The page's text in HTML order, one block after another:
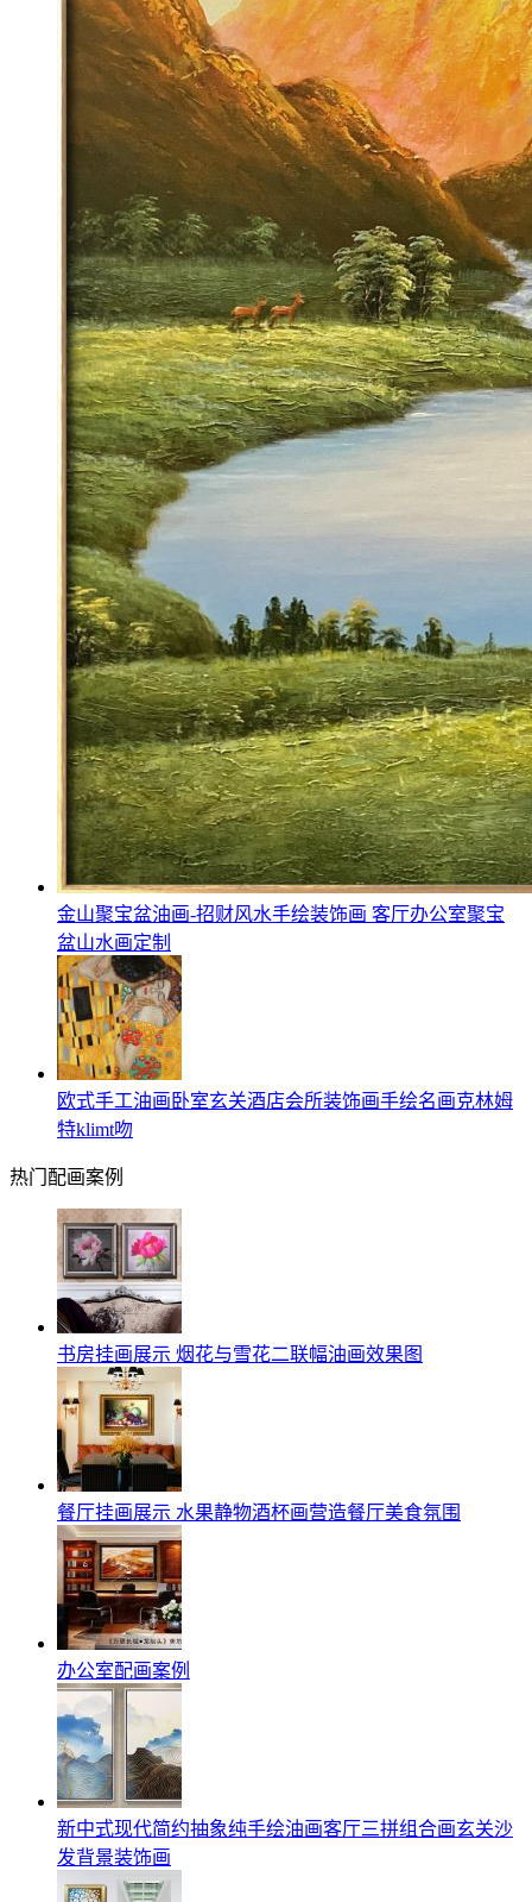
金山聚宝盆油画-招财风水手绘装饰画 客厅办公室聚宝
盆山水画定制
欧式手工油画卧室玄关酒店会所装饰画手绘名画克林姆
特klimt吻
热门配画案例
书房挂画展示 烟花与雪花二联幅油画效果图
餐厅挂画展示 水果静物酒杯画营造餐厅美食氛围
办公室配画案例
新中式现代简约抽象纯手绘油画客厅三拼组合画玄关沙
发背景装饰画